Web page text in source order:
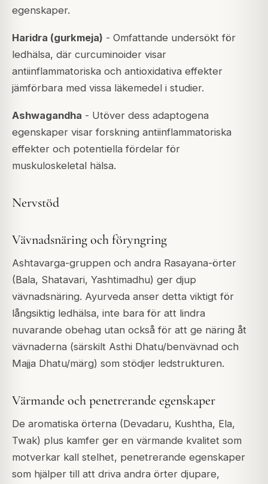
egenskaper.
Haridra (gurkmeja) - Omfattande undersökt för
ledhälsa, där curcuminoider visar
antiinflammatoriska och antioxidativa effekter
jämförbara med vissa läkemedel i studier.
Ashwagandha - Utöver dess adaptogena
egenskaper visar forskning antiinflammatoriska
effekter och potentiella fördelar för
muskuloskeletal hälsa.
Nervstöd
Vävnadsnäring och föryngring
Ashtavarga-gruppen och andra Rasayana-örter
(Bala, Shatavari, Yashtimadhu) ger djup
vävnadsnäring. Ayurveda anser detta viktigt för
långsiktig ledhälsa, inte bara för att lindra
nuvarande obehag utan också för att ge näring åt
vävnaderna (särskilt Asthi Dhatu/benvävnad och
Majja Dhatu/märg) som stödjer ledstrukturen.
Värmande och penetrerande egenskaper
De aromatiska örterna (Devadaru, Kushtha, Ela,
Twak) plus kamfer ger en värmande kvalitet som
motverkar kall stelhet, penetrerande egenskaper
som hjälper till att driva andra örter djupare,